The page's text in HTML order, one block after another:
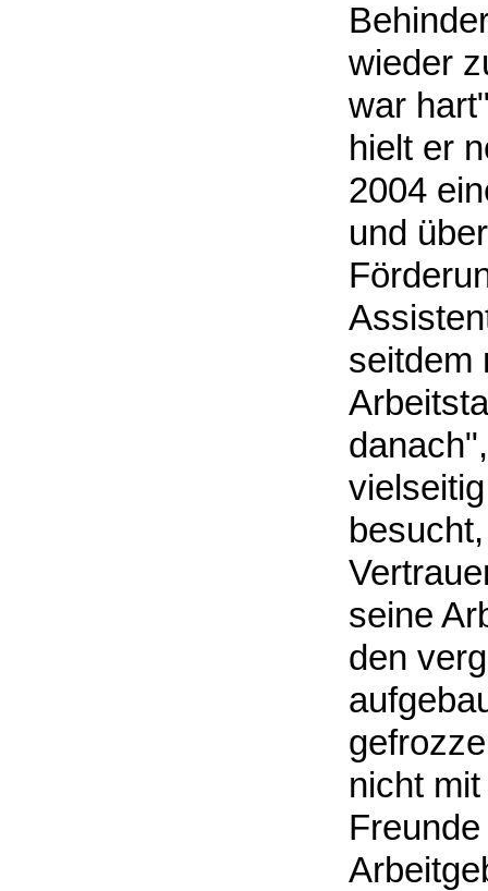
wieder
war
hielt er
2004
und
seitdem
seine
den
nicht